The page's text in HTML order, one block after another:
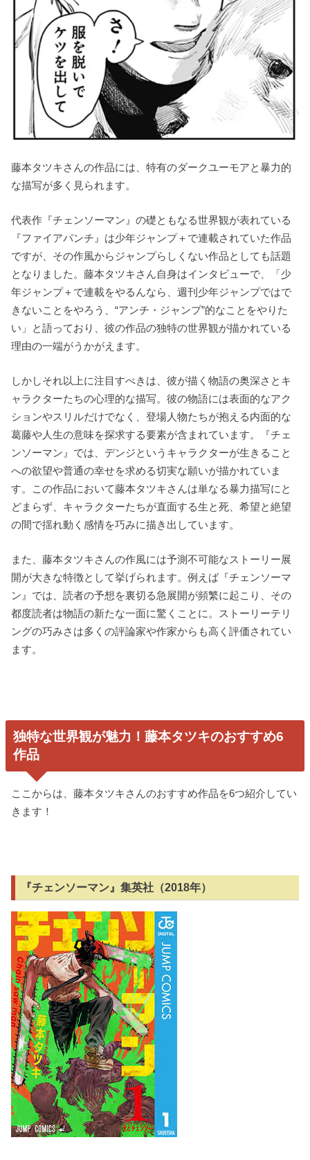
藤本タツキさんの作品には、特有のダークユーモアと暴力的
な描写が多く見られます。
代表作『チェンソーマン』の礎ともなる世界観が表れている
『ファイアパンチ』は少年ジャンプ＋で連載されていた作品
ですが、その作風からジャンプらしくない作品としても話題
となりました。藤本タツキさん自身はインタビューで、「少
年ジャンプ＋で連載をやるんなら、週刊少年ジャンプではで
きないことをやろう、“アンチ・ジャンプ”的なことをやりた
い」と語っており、彼の作品の独特の世界観が描かれている
理由の一端がうかがえます。
しかしそれ以上に注目すべきは、彼が描く物語の奥深さとキ
ャラクターたちの心理的な描写。彼の物語には表面的なアク
ションやスリルだけでなく、登場人物たちが抱える内面的な
葛藤や人生の意味を探求する要素が含まれています。
『チェ
ンソーマン』では、デンジというキャラクターが生きること
への欲望や普通の幸せを求める切実な願いが描かれていま
す。 この作品において藤本タツキさんは単なる暴力描写にと
どまらず、キャラクターたちが直面する生と死、希望と絶望
の間で揺れ動く感情を巧みに描き出しています。
また、藤本タツキさんの作風には予測不可能なストーリー展
開が大きな特徴として挙げられます。例えば『チェンソーマ
ン』では、読者の予想を裏切る急展開が頻繁に起こり、その
都度読者は物語の新たな一面に驚くことに。 ストーリーテリ
ングの巧みさは多くの評論家や作家からも高く評価されてい
ます。
独特な世界観が魅力！藤本タツキのおすすめ6
作品
ここからは、藤本タツキさんのおすすめ作品を6つ紹介してい
きます！
『チェンソーマン』集英社（2018年）